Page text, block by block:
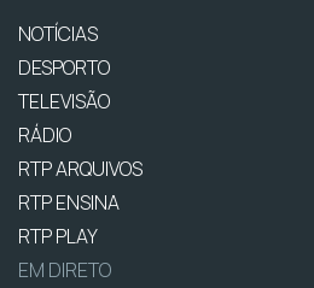
NOTÍCIAS
DESPORTO
TELEVISÃO
RÁDIO
RTP ARQUIVOS
RTP ENSINA
RTP PLAY
EM DIRETO